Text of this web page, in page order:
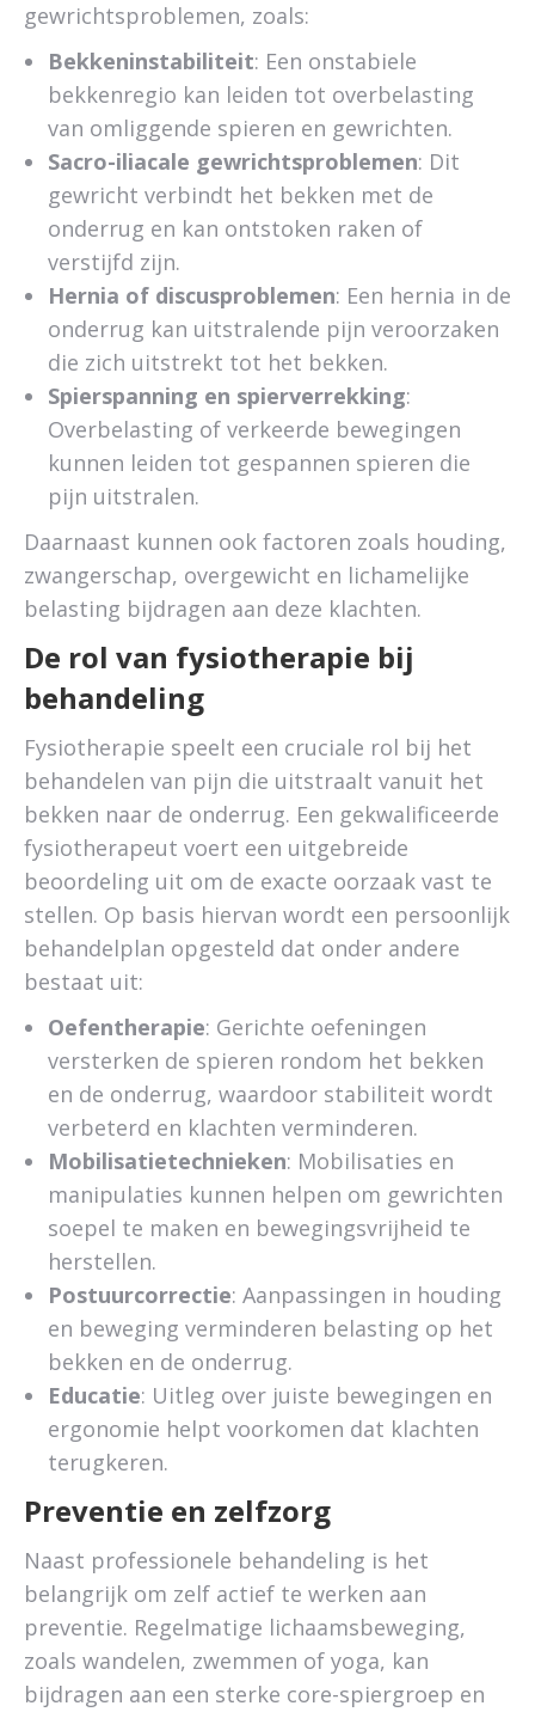
gewrichtsproblemen, zoals:
Bekkeninstabiliteit: Een onstabiele
bekkenregio kan leiden tot overbelasting
van omliggende spieren en gewrichten.
Sacro-iliacale gewrichtsproblemen: Dit
gewricht verbindt het bekken met de
onderrug en kan ontstoken raken of
verstijfd zijn.
Hernia of discusproblemen: Een hernia in de
onderrug kan uitstralende pijn veroorzaken
die zich uitstrekt tot het bekken.
Spierspanning en spierverrekking:
Overbelasting of verkeerde bewegingen
kunnen leiden tot gespannen spieren die
pijn uitstralen.
Daarnaast kunnen ook factoren zoals houding,
zwangerschap, overgewicht en lichamelijke
belasting bijdragen aan deze klachten.
De rol van fysiotherapie bij
behandeling
Fysiotherapie speelt een cruciale rol bij het
behandelen van pijn die uitstraalt vanuit het
bekken naar de onderrug. Een gekwalificeerde
fysiotherapeut voert een uitgebreide
beoordeling uit om de exacte oorzaak vast te
stellen. Op basis hiervan wordt een persoonlijk
behandelplan opgesteld dat onder andere
bestaat uit:
Oefentherapie: Gerichte oefeningen
versterken de spieren rondom het bekken
en de onderrug, waardoor stabiliteit wordt
verbeterd en klachten verminderen.
Mobilisatietechnieken: Mobilisaties en
manipulaties kunnen helpen om gewrichten
soepel te maken en bewegingsvrijheid te
herstellen.
Postuurcorrectie: Aanpassingen in houding
en beweging verminderen belasting op het
bekken en de onderrug.
Educatie: Uitleg over juiste bewegingen en
ergonomie helpt voorkomen dat klachten
terugkeren.
Preventie en zelfzorg
Naast professionele behandeling is het
belangrijk om zelf actief te werken aan
preventie. Regelmatige lichaamsbeweging,
zoals wandelen, zwemmen of yoga, kan
bijdragen aan een sterke core-spiergroep en